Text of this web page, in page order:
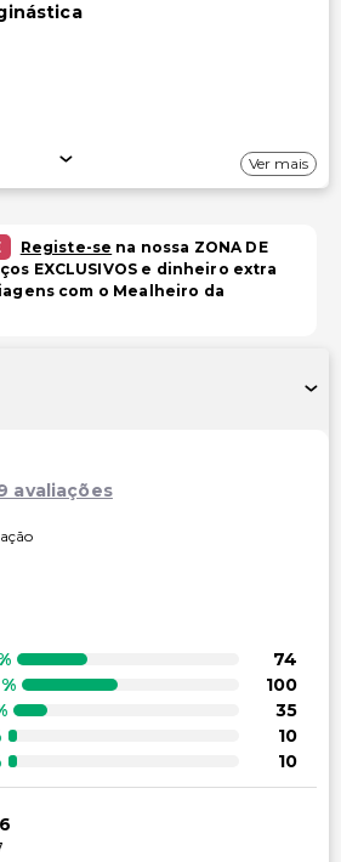
24 horas
(em quartos selecionados)
para cadeira de rodas
acessível para cadeira de rodas
lavagem a seco
Ver mais
Registe-se na nossa ZONA DE
EXCLUSIVOS e dinheiro extra
com o Mealheiro da
avaliações
74
100
35
10
10